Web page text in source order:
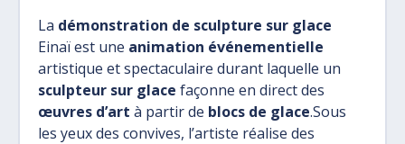
La démonstration de sculpture sur glace
Einaï est une animation événementielle
artistique et spectaculaire durant laquelle un
sculpteur sur glace façonne en direct des
œuvres d’art à partir de blocs de glace.Sous
les yeux des convives, l’artiste réalise des